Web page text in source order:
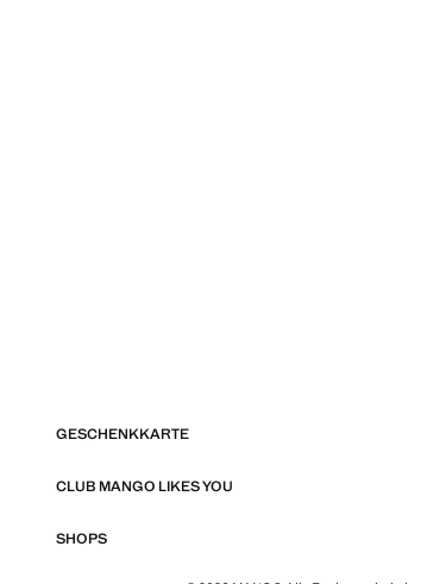
GESCHENKKARTE
CLUB MANGO LIKES YOU
SHOPS